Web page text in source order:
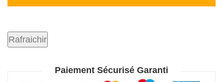
Paiement Sécurisé Garanti